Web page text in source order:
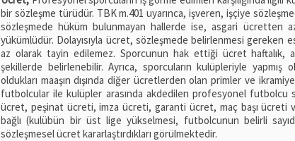
bir sözleşme türüdür. TBK m.401 uyarınca, işveren, işçiye
sözleşmede hüküm bulunmayan hallerde ise, asgari ücretten
yükümlüdür. Dolayısıyla ücret, sözleşmede belirlenmesi gereken
az olarak tayin edilemez. Sporcunun hak ettiği ücret haftalık,
şekillerde belirlenebilir. Ayrıca, sporcuların kulüpleriyle
oldukları maaşın dışında diğer ücretlerden olan primler ve
futbolcular ile kulüpler arasında akdedilen profesyonel futbolcu
ücret, peşinat ücreti, imza ücreti, garanti ücret, maç başı ücreti
bağlı (kulübün bir üst lige yükselmesi, futbolcunun belirli
sözleşmesel ücret kararlaştırdıkları görülmektedir.